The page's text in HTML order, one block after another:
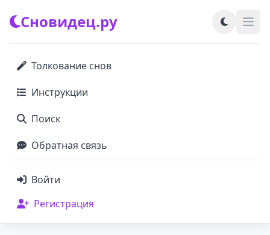
Сновидец.ру
Толкование снов
Инструкции
Поиск
Обратная связь
Войти
Регистрация